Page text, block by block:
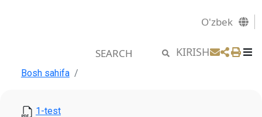
O'zbek
KIRISH
Bosh sahifa
1-test